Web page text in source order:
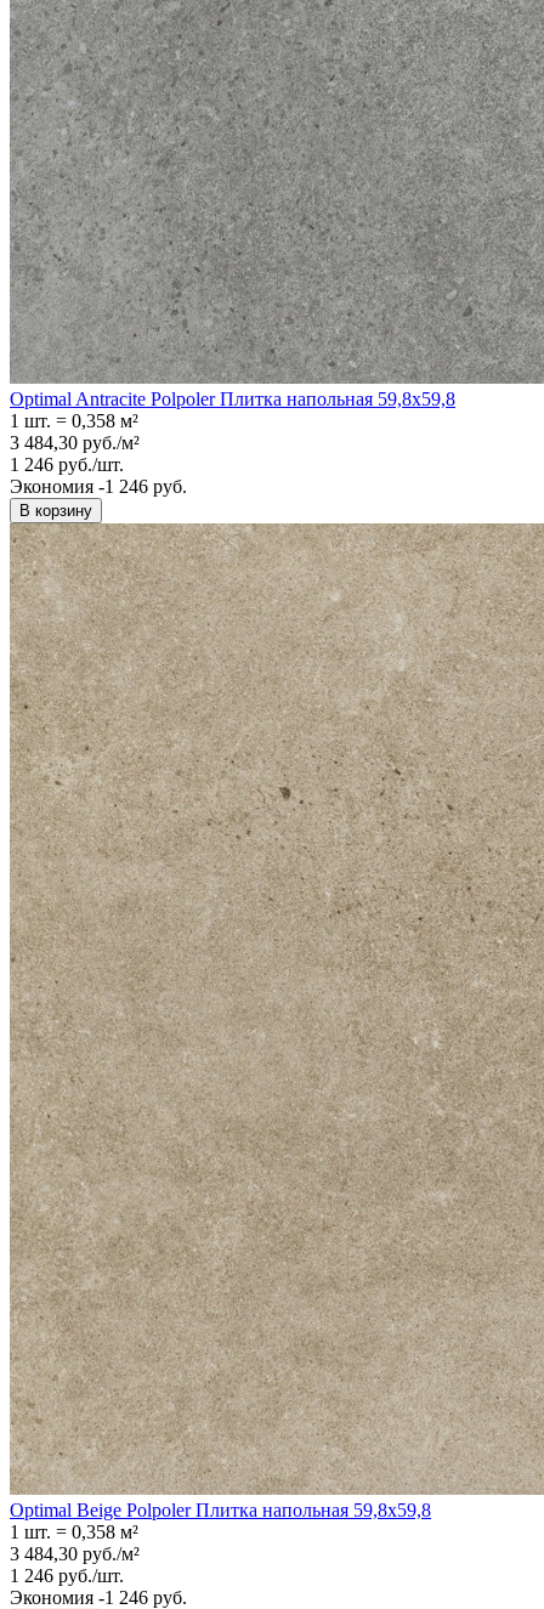
Optimal Antracite Polpoler Плитка напольная 59,8x59,8
1 шт. = 0,358 м²
3 484,30 руб./м²
1 246 руб./шт.
Экономия -1 246 руб.
В корзину
Optimal Beige Polpoler Плитка напольная 59,8x59,8
1 шт. = 0,358 м²
3 484,30 руб./м²
1 246 руб./шт.
Экономия -1 246 руб.